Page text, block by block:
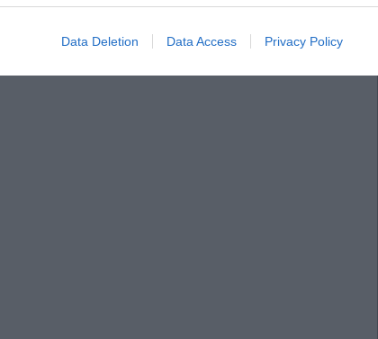
Data Deletion Data Access Privacy Policy